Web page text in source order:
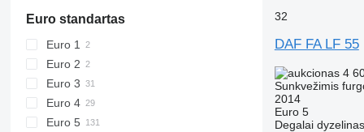
Euro standartas
Euro 1
Euro 2
Euro 3
Euro 4
Euro 5
32
DAF FA LF 55
4
Sunkvežimis
2014
Euro 5
Degalai dyzelinas